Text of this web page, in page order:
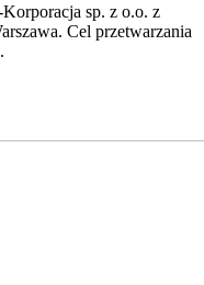
sp. z o.o. z
Cel przetwarzania